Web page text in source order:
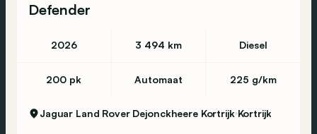
Defender
2026 3 494 km Diesel
200 pk Automaat 225 g/km
Jaguar Land Rover Dejonckheere Kortrijk Kortrijk